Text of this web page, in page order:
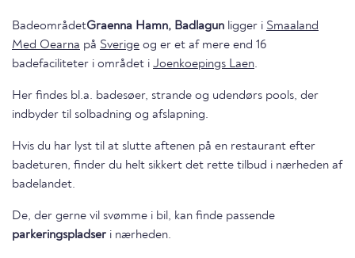
BadeområdetGraenna Hamn, Badlagun ligger i Smaaland
Med Oearna på Sverige og er et af mere end 16
badefaciliteter i området i Joenkoepings Laen.
Her findes bl.a. badesøer, strande og udendørs pools, der
indbyder til solbadning og afslapning.
Hvis du har lyst til at slutte aftenen på en restaurant efter
badeturen, finder du helt sikkert det rette tilbud i nærheden af
badelandet.
De, der gerne vil svømme i bil, kan finde passende
parkeringspladser i nærheden.